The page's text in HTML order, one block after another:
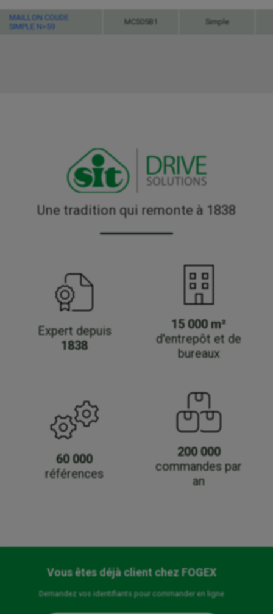
MAILLON COUDE
SIMPLE N>59
MCS05B1 Simple
Une tradition qui remonte à 1838
Expert depuis
1838
15 000 m²
d'entrepôt et de
bureaux
60 000
références
200 000
commandes par
an
Vous êtes déjà client chez FOGEX
Demandez vos identifiants pour commander en ligne